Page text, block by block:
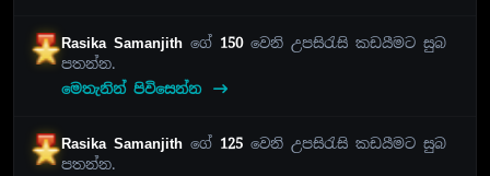
Rasika Samanjithගේ 150වෙනි උපසිරැසි කඩයීමට සුබ
පතන්න.
මෙතැනින් පිවිසෙන්න
Rasika Samanjithගේ 125 වෙනි උපසිරැසි කඩයීමට සුබ
පතන්න.